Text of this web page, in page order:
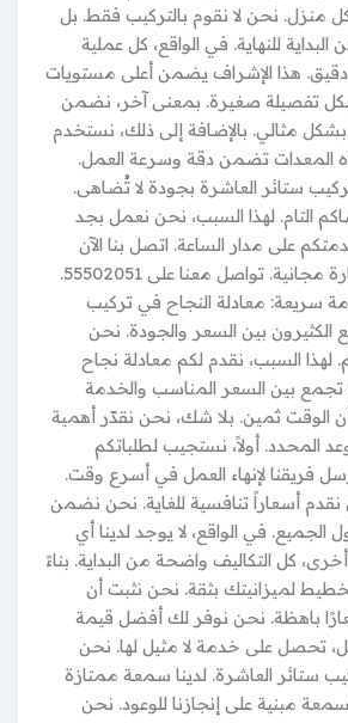
نحن لا نقوم بالتركيب فقط. بل
للنهاية. في الواقع، كل عملية
هذا الإشراف يضمن أعلى مستويات
تفصيلة صغيرة. بمعنى آخر، نضمن
مثالي. بالإضافة إلى ذلك، نستخدم
تضمن دقة وسرعة العمل.
ستائر العاشرة بجودة لا تُضاهى.
التام. لهذا السبب، نحن نعمل بجد
على مدار الساعة. اتصل بنا الآن
للحصول على استشارة مجانية. تواصل معنا على 55502051.
سريعة: معادلة النجاح في تركيب
بين السعر والجودة. نحن
السبب، نقدم لكم معادلة نجاح
تجمع بين السعر المناسب والخدمة
الوقت ثمين. بلا شك، نحن نقدّر أهمية
المحدد. أولاً، نستجيب لطلباتكم
فريقنا لإنهاء العمل في أسرع وقت.
أسعاراً تنافسية للغاية. نحن نضمن
في الواقع، لا يوجد لدينا أي
كل التكاليف واضحة من البداية. بناءً
لميزانيتك بثقة. نحن نثبت أن
باهظة. نحن نوفر لك أفضل قيمة
تحصل على خدمة لا مثيل لها. نحن
العاشرة. لدينا سمعة ممتازة
مبنية على إنجازنا للوعود. نحن